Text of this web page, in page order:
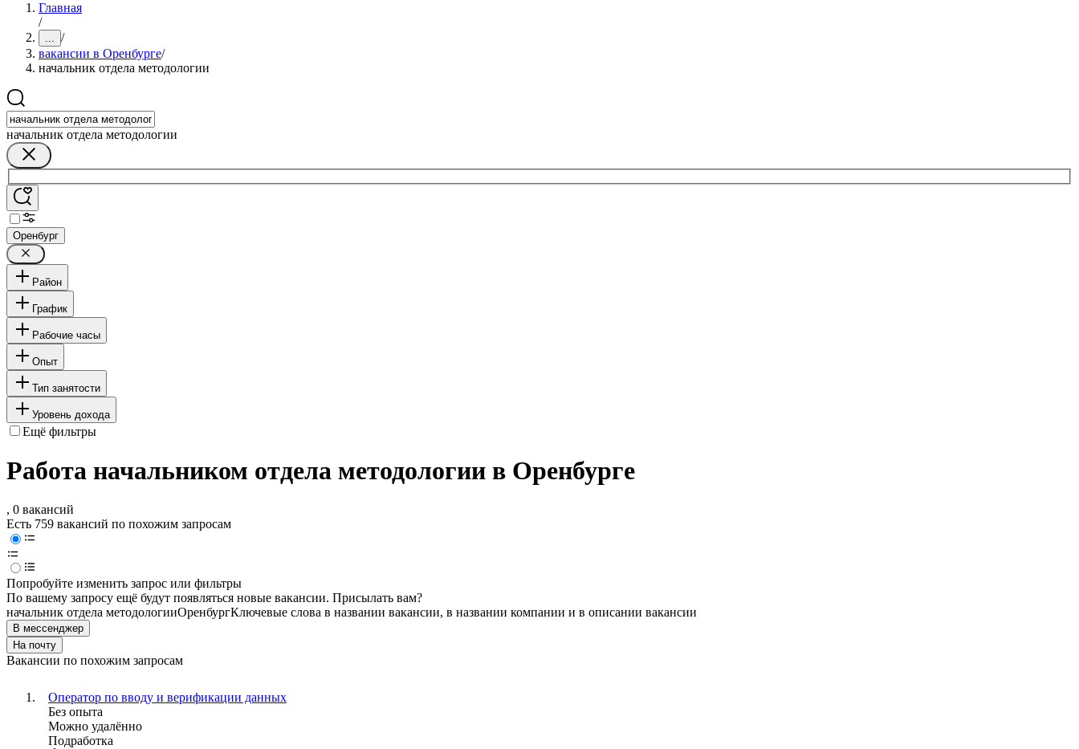
Главная
/
... /
вакансии в Оренбурге/
начальник отдела методологии
начальник отдела методологии
Оренбург
Район
График
Рабочие часы
Опыт
Тип занятости
Уровень дохода
Ещё фильтры
Работа начальником отдела методологии в Оренбурге
, 0 вакансий
Есть 759 вакансий по похожим запросам
Попробуйте изменить запрос или фильтры
По вашему запросу ещё будут появляться новые вакансии. Присылать вам?
начальник отдела методологииОренбургКлючевые слова в названии вакансии, в названии компании и в описании вакансии
В мессенджер
На почту
Вакансии по похожим запросам
Оператор по вводу и верификации данных
Без опыта
Можно удалённо
Подработка